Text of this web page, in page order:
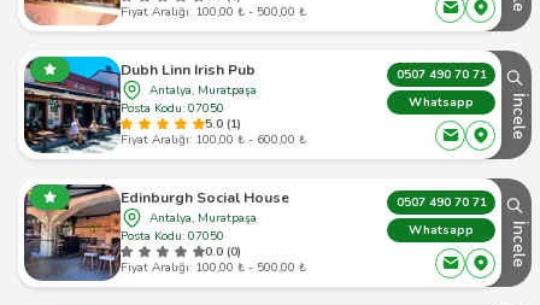
Fiyat Aralığı: 100,00 ₺ - 500,00 ₺
Dubh Linn Irish Pub
Antalya, Muratpaşa
Posta Kodu: 07050
5.0 (1)
Fiyat Aralığı: 100,00 ₺ - 600,00 ₺
0507 490 70 71
Whatsapp
İncele
Edinburgh Social House
Antalya, Muratpaşa
Posta Kodu: 07050
0.0 (0)
Fiyat Aralığı: 100,00 ₺ - 500,00 ₺
0507 490 70 71
Whatsapp
İncele